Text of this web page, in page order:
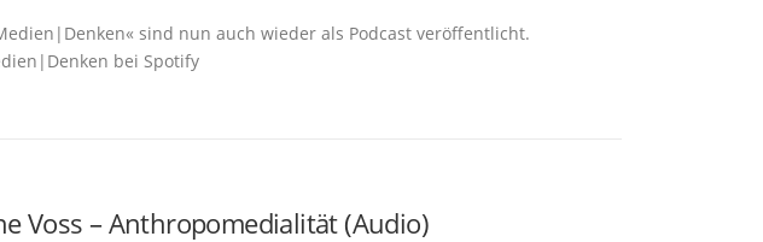
sind nun auch wieder als Podcast veröffentlicht.
bei Spotify
Voss – Anthropomedialität (Audio)